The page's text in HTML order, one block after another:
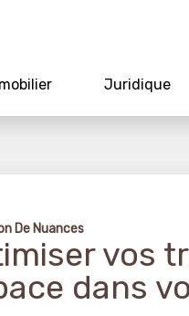
Juridique
De Nuances
vos
dans